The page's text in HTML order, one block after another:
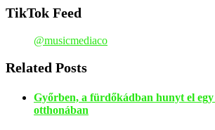
TikTok Feed
@musicmediaco
Related Posts
Győrben, a fürdőkádban hunyt el
otthonában